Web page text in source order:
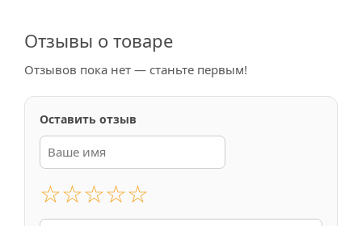
Отзывы о товаре
Отзывов пока нет — станьте первым!
Оставить отзыв
☆☆☆☆☆